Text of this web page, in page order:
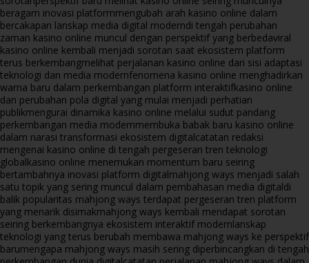
beragam inovasi platformmengubah arah kasino online dalam
bercakapan lanskap media digital moderndi tengah perubahan
zaman kasino online muncul dengan perspektif yang berbedaviral
kasino online kembali menjadi sorotan saat ekosistem platform
terus berkembangmelihat perjalanan kasino online dari sisi adaptasi
teknologi dan media modernfenomena kasino online menghadirkan
warna baru dalam perkembangan platform interaktifkasino online
dan perubahan pola digital yang mulai menjadi perhatian
publikmengurai dinamika kasino online melalui sudut pandang
perkembangan media modernmembuka babak baru kasino online
dalam narasi transformasi ekosistem digitalcatatan redaksi
mengenai kasino online di tengah pergeseran tren teknologi
globalkasino online menemukan momentum baru seiring
bertambahnya inovasi platform digitalmahjong ways menjadi salah
satu topik yang sering muncul dalam pembahasan media digitaldi
balik popularitas mahjong ways terdapat pergeseran tren platform
yang menarik disimakmahjong ways kembali mendapat sorotan
seiring berkembangnya ekosistem interaktif modernlanskap
teknologi yang terus berubah membawa mahjong ways ke perspektif
barumengapa mahjong ways masih sering diperbincangkan di tengah